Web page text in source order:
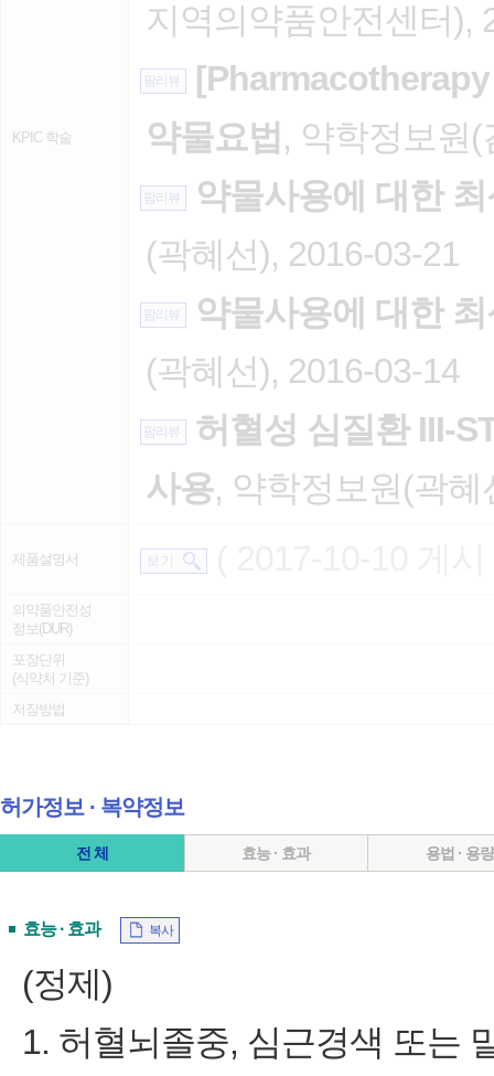
KPIC 학술
지역의약품안전센터),
팜리뷰
약물요법 , 약학정보원
팜리뷰
약물사용에 대한
(곽혜선), 2016-03-21
팜리뷰
약물사용에 대한
(곽혜선), 2016-03-14
팜리뷰
허혈성 심질환 III-
사용, 약학정보원(곽
제품설명서 보 기
의약품안전성
정보(DUR)
포장단위
(식약처 기준)
저장방법
허가정보 ∙ 복약정보
전 체 효능 · 효과 용법 · 용량
효능 · 효과 복사
(정제)
1. 허혈뇌졸중, 심근경색 또는